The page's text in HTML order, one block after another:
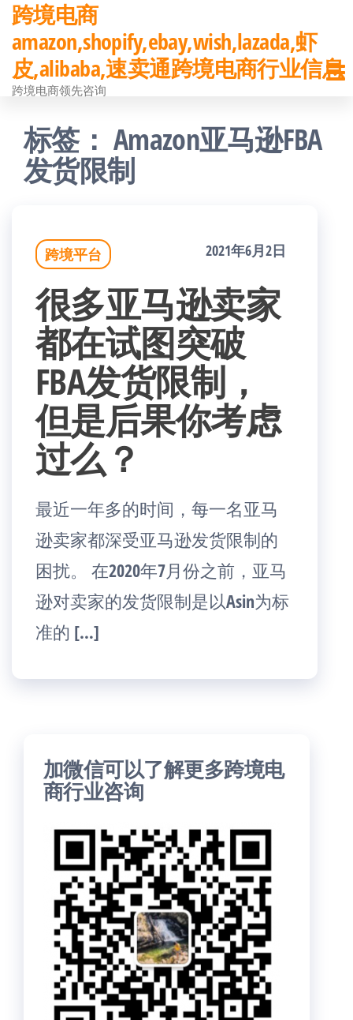
前
往
内
跨境电商
amazon,shopify,ebay,wish,lazada,虾
皮,alibaba,速卖通跨境电商行业信息
跨境电商领先咨询
标签：Amazon亚马逊FBA
发货限制
跨境平台 2021年6月2日
很多亚马逊卖家
都在试图突破
FBA发货限制，
但是后果你考虑
过么？
最近一年多的时间，每一名亚马
逊卖家都深受亚马逊发货限制的
困扰。 在2020年7月份之前，亚马
逊对卖家的发货限制是以Asin为标
准的 […]
加微信可以了解更多跨境电
商行业咨询